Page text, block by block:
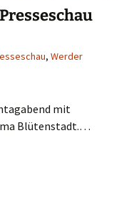
, Werder
mit
Blütenstadt.…